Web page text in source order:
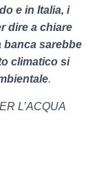
e in Italia, i
dire a chiare
banca sarebbe
climatico si
.
L’ACQUA